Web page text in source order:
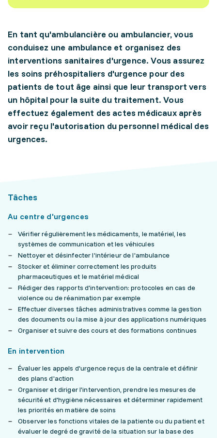
En tant qu'ambulancière ou ambulancier, vous
conduisez une ambulance et organisez des
interventions sanitaires d'urgence. Vous assurez
les soins préhospitaliers d'urgence pour des
patients de tout âge ainsi que leur transport vers
un hôpital pour la suite du traitement. Vous
effectuez également des actes médicaux après
avoir reçu l'autorisation du personnel médical des
urgences.
Tâches
Au centre d'urgences
Vérifier régulièrement les médicaments, le matériel, les
systèmes de communication et les véhicules
Nettoyer et désinfecter l'intérieur de l'ambulance
Stocker et éliminer correctement les produits
pharmaceutiques et le matériel médical
Rédiger des rapports d'intervention: protocoles en cas de
violence ou de réanimation par exemple
Effectuer diverses tâches administratives comme la gestion
des documents ou la mise à jour des applications numériques
Organiser et suivre des cours et des formations continues
En intervention
Évaluer les appels d'urgence reçus de la centrale et définir
des plans d'action
Organiser et diriger l'intervention, prendre les mesures de
sécurité et d'hygiène nécessaires et déterminer rapidement
les priorités en matière de soins
Observer les fonctions vitales de la patiente ou du patient et
évaluer le degré de gravité de la situation sur la base des